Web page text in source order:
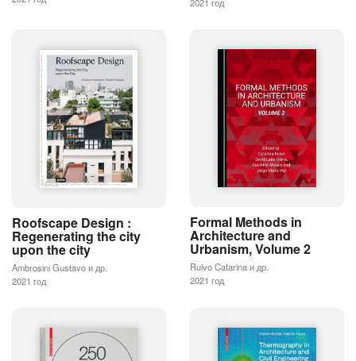
Roofscape Design :
Regenerating the city
upon the city
Ambrosini Gustavo и др.
2021 год
Formal Methods in
Architecture and
Urbanism, Volume 2
Ruivo Catarina и др.
2021 год